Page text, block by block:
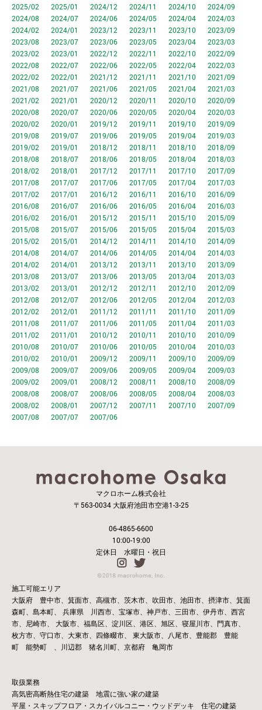
2025/02
2025/01 2024/12 2024/11 2024/10
2024/09
2024/08
2024/07 2024/06 2024/05 2024/04
2024/03
2024/02
2024/01 2023/12 2023/11 2023/10
2023/09
2023/08
2023/07 2023/06 2023/05 2023/04
2023/03
2023/02
2023/01 2022/12 2022/11 2022/10
2022/09
2022/08
2022/07 2022/06 2022/05 2022/04
2022/03
2022/02
2022/01 2021/12 2021/11 2021/10
2021/09
2021/08
2021/07 2021/06 2021/05 2021/04
2021/03
2021/02
2021/01 2020/12 2020/11 2020/10
2020/09
2020/08
2020/07 2020/06 2020/05 2020/04
2020/03
2020/02
2020/01 2019/12 2019/11 2019/10
2019/09
2019/08
2019/07 2019/06 2019/05 2019/04
2019/03
2019/02
2019/01 2018/12 2018/11 2018/10
2018/09
2018/08
2018/07 2018/06 2018/05 2018/04
2018/03
2018/02
2018/01 2017/12 2017/11 2017/10
2017/09
2017/08
2017/07 2017/06 2017/05 2017/04
2017/03
2017/02
2017/01 2016/12 2016/11 2016/10
2016/09
2016/08
2016/07 2016/06 2016/05 2016/04
2016/03
2016/02
2016/01 2015/12 2015/11 2015/10
2015/09
2015/08
2015/07 2015/06 2015/05 2015/04
2015/03
2015/02
2015/01 2014/12 2014/11 2014/10
2014/09
2014/08
2014/07 2014/06 2014/05 2014/04
2014/03
2014/02
2014/01 2013/12 2013/11 2013/10
2013/09
2013/08
2013/07 2013/06 2013/05 2013/04
2013/03
2013/02
2013/01 2012/12 2012/11 2012/10
2012/09
2012/08
2012/07 2012/06 2012/05 2012/04
2012/03
2012/02
2012/01 2011/12 2011/11 2011/10
2011/09
2011/08
2011/07 2011/06 2011/05 2011/04
2011/03
2011/02
2011/01 2010/12 2010/11 2010/10
2010/09
2010/08
2010/07 2010/06 2010/05 2010/04
2010/03
2010/02
2010/01 2009/12 2009/11 2009/10
2009/09
2009/08
2009/07 2009/06 2009/05 2009/04
2009/03
2009/02
2009/01 2008/12 2008/11 2008/10
2008/09
2008/08
2008/07 2008/06 2008/05 2008/04
2008/03
2008/02
2008/01 2007/12 2007/11 2007/10
2007/09
2007/08
2007/07 2007/06
マクロホーム株式会社
〒563-0034 大阪府池田市空港1-3-25
06-4865-6600
10:00-19:00
定休日 水曜日・祝日
施工可能エリア
大阪府 豊中市、箕面市、高槻市、茨木市、吹田市、池田市、摂津市、箕面
森町、島本町、
兵庫県 川西市、宝塚市、神戸市、三田市、伊丹市、西宮
市、尼崎市、
大阪市、福島区、淀川区、港区、旭区、寝屋川市、門真市、
枚方市、守口市、大東市、四條畷市、
東大阪市、八尾市、豊能郡 豊能
町 能勢町 、川辺郡 猪名川町、京都府 亀岡市
取扱業務
高気密高断熱住宅の建築 地震に強い家の建築
平屋・スキップフロア・スカイバルコニー・ウッドデッキ 住宅の建築